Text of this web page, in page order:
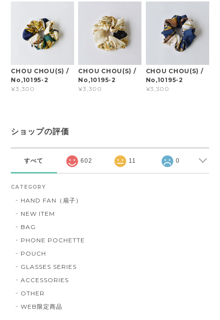
CHOU CHOU(S) /
No,10195-2
¥3,300
CHOU CHOU(S) /
No,10195-2
¥3,300
CHOU CHOU(S) /
No,10195-2
¥3,300
ショップの評価
すべて 602 11 0
CATEGORY
HAND FAN（扇子）
NEW ITEM
BAG
PHONE POCHETTE
POUCH
GLASSES SERIES
ACCESSORIES
OTHER
WEB限定商品